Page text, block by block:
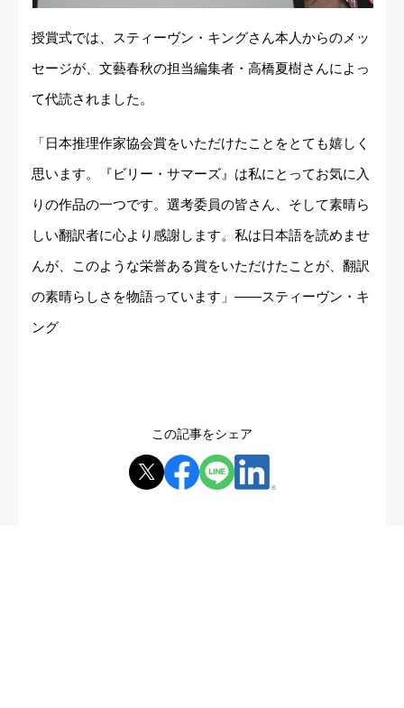
授賞式では、スティーヴン・キングさん本人からのメッ
セージが、文藝春秋の担当編集者・高橋夏樹さんによっ
て代読されました。
「日本推理作家協会賞をいただけたことをとても嬉しく
思います。『ビリー・サマーズ』は私にとってお気に入
りの作品の一つです。選考委員の皆さん、そして素晴ら
しい翻訳者に心より感謝します。私は日本語を読めませ
んが、このような栄誉ある賞をいただけたことが、翻訳
の素晴らしさを物語っています」――スティーヴン・キ
ング
この記事をシェア